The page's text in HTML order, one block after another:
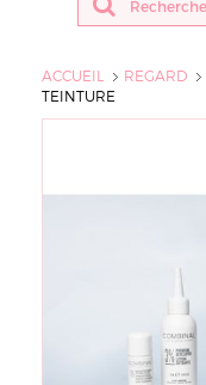
ACCUEIL REGARD
TEINTURE